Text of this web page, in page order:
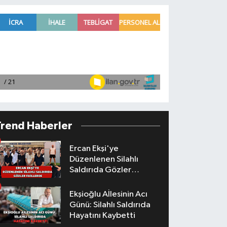
Haberler
Ercan Ekşi'ye
Düzenlenen Silahlı
Saldırıda Gözler
Ekşioğlu Aİlesinin Acı
Günü: Silahlı Saldırıda
Hayatını Kaybetti